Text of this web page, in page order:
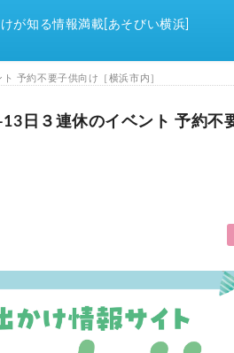
が知る情報満載[あそびい横浜]
予約不要子供向け［横浜市内］
日３連休のイベント 予約不